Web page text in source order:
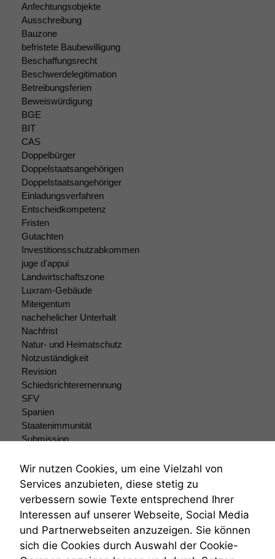
Anfechtungsobjekte
Ausschreibung
Bauzone
befristete Baubewilligung
Beschaffungsrecht
Beschwerdelegitimation
Betreibungsferien
Beweiswürdigung
BGE
BIT
CAS
Doppelbürger
Doppelstaatsangehörigen
Doppelstaatsangehöriger
Einladungsverfahren
Entscheidkompetenz
Fristen
Gutachten
Investitionsschutzabkommen
juge d'appui
Landwirtschaftszone
Luxram-Gebäude
Miteigentum
nachehelicher Unterhalt
Nachfrist
Natur- und Heimatschutz
Notzuständigkeit
Revision
Schiedsrichterernennung
SFV
Spanien
Staatenimmunität
Submission
Teilungsklage
Venezuela
VRK
Wiederherstellungsanordnung
Zivilprozessordnung
ZPO
Zustellfiktion
Wir nutzen Cookies, um eine Vielzahl von
Services anzubieten, diese stetig zu
verbessern sowie Texte entsprechend Ihrer
Interessen auf unserer Webseite, Social Media
und Partnerwebseiten anzuzeigen. Sie können
sich die Cookies durch Auswahl der Cookie-
Marketing
Wir speichern
anonyme Daten ab,
um interne
marketingtechnische
Auswertungen
durchführen zu